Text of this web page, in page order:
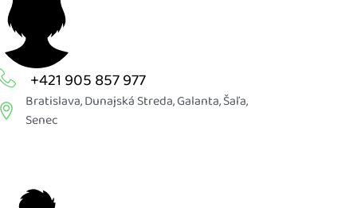
+421 905 857 977
Bratislava,Dunajská Streda,Galanta,Šaľa,
Senec